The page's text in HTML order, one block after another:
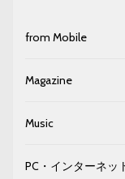
from Mobile
Magazine
Music
PC・インターネッ